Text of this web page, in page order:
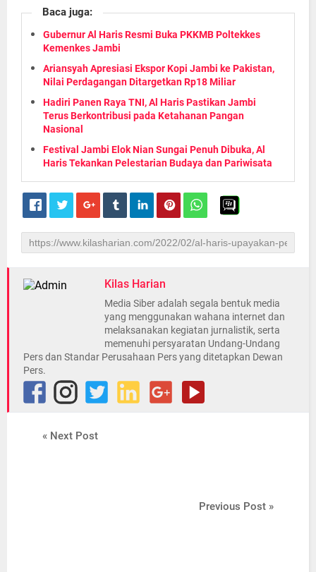
Baca juga:
Gubernur Al Haris Resmi Buka PKKMB Poltekkes
Kemenkes Jambi
Ariansyah Apresiasi Ekspor Kopi Jambi ke Pakistan,
Nilai Perdagangan Ditargetkan Rp18 Miliar
Hadiri Panen Raya TNI, Al Haris Pastikan Jambi
Terus Berkontribusi pada Ketahanan Pangan
Nasional
Festival Jambi Elok Nian Sungai Penuh Dibuka, Al
Haris Tekankan Pelestarian Budaya dan Pariwisata
Kilas Harian
Media Siber adalah segala bentuk media
yang menggunakan wahana internet dan
melaksanakan kegiatan jurnalistik, serta
memenuhi persyaratan Undang-Undang
Pers dan Standar Perusahaan Pers yang ditetapkan Dewan
Pers.
« Next Post
Previous Post »